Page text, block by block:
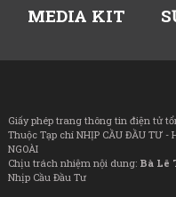
MEDIA KIT
Giấy phép trang thông tin điện tử
Thuộc Tạp chí NHỊP CẦU ĐẦU TƯ -
NGOÀI
Chịu trách nhiệm nội dung: Bà Lê
Nhịp Cầu Đầu Tư